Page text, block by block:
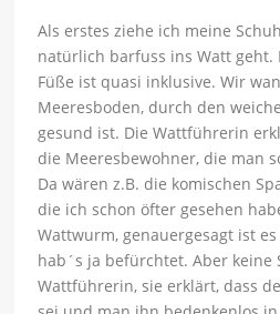
Als erstes ziehe ich meine
natürlich barfuss ins Watt geht.
Füße ist quasi inklusive. Wir
Meeresboden, durch den
gesund ist. Die Wattführerin
die Meeresbewohner, die man
Da wären z.B. die komischen
die ich schon öfter gesehen
Wattwurm, genauergesagt ist
hab´s ja befürchtet. Aber keine
Wattführerin, sie erklärt, dass